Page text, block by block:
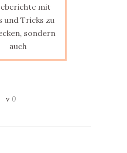
mit
und Tricks zu
sondern
auch
0